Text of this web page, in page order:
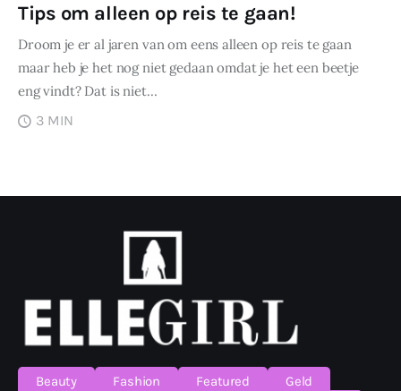
Tips om alleen op reis te gaan!
Droom je er al jaren van om eens alleen op reis te gaan
maar heb je het nog niet gedaan omdat je het een beetje
eng vindt? Dat is niet…
3 MIN
Beauty Fashion Featured
Geld